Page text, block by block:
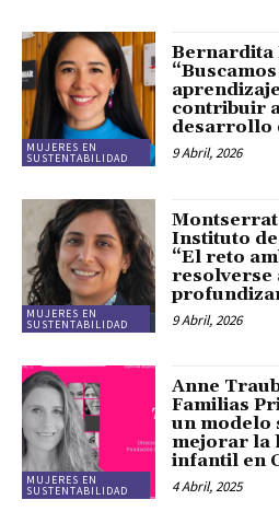
MUJERES EN
SUSTENTABILIDAD
Bernardita
contribuir
desarrollo
9 Abril, 2026
MUJERES EN
SUSTENTABILIDAD
Instituto
“El reto
resolverse
9 Abril, 2026
MUJERES EN
SUSTENTABILIDAD
Anne
Familias
un modelo
mejorar la
infantil en
4 Abril, 2025